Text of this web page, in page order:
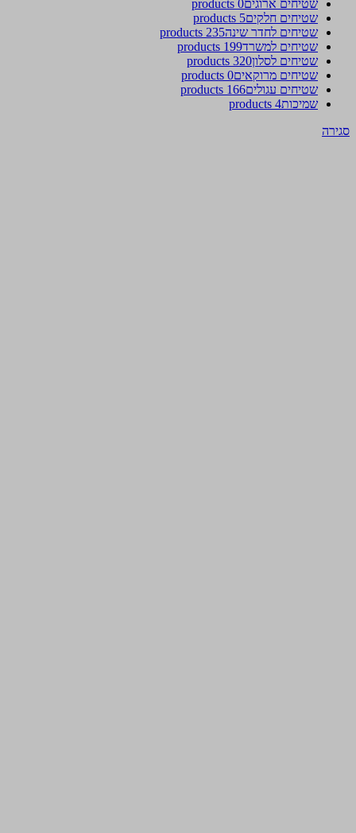
שטיחים ארוגים0 products
שטיחים חלקים5 products
שטיחים לחדר שינה235 products
שטיחים למשרד199 products
שטיחים לסלון320 products
שטיחים מרוקאים0 products
שטיחים עגולים166 products
שמיכות4 products
סגירה